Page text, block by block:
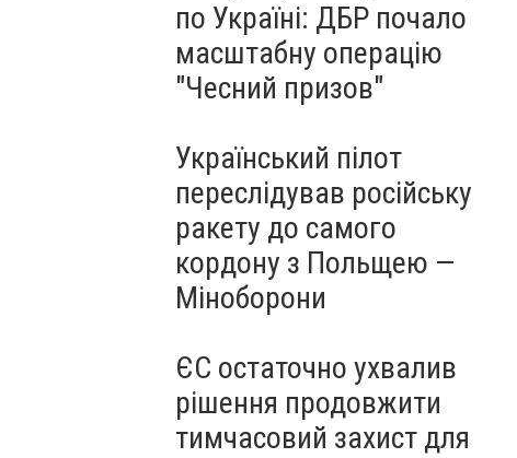
по Україні: ДБР почало
масштабну операцію
"Чесний призов"
Український пілот
переслідував російську
ракету до самого
кордону з Польщею —
Міноборони
ЄС остаточно ухвалив
рішення продовжити
тимчасовий захист для